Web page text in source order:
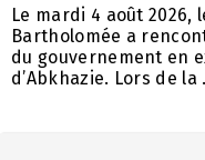
Le mardi 4 août
Bartholomée a
du gouvernement en
d’Abkhazie. Lors de la